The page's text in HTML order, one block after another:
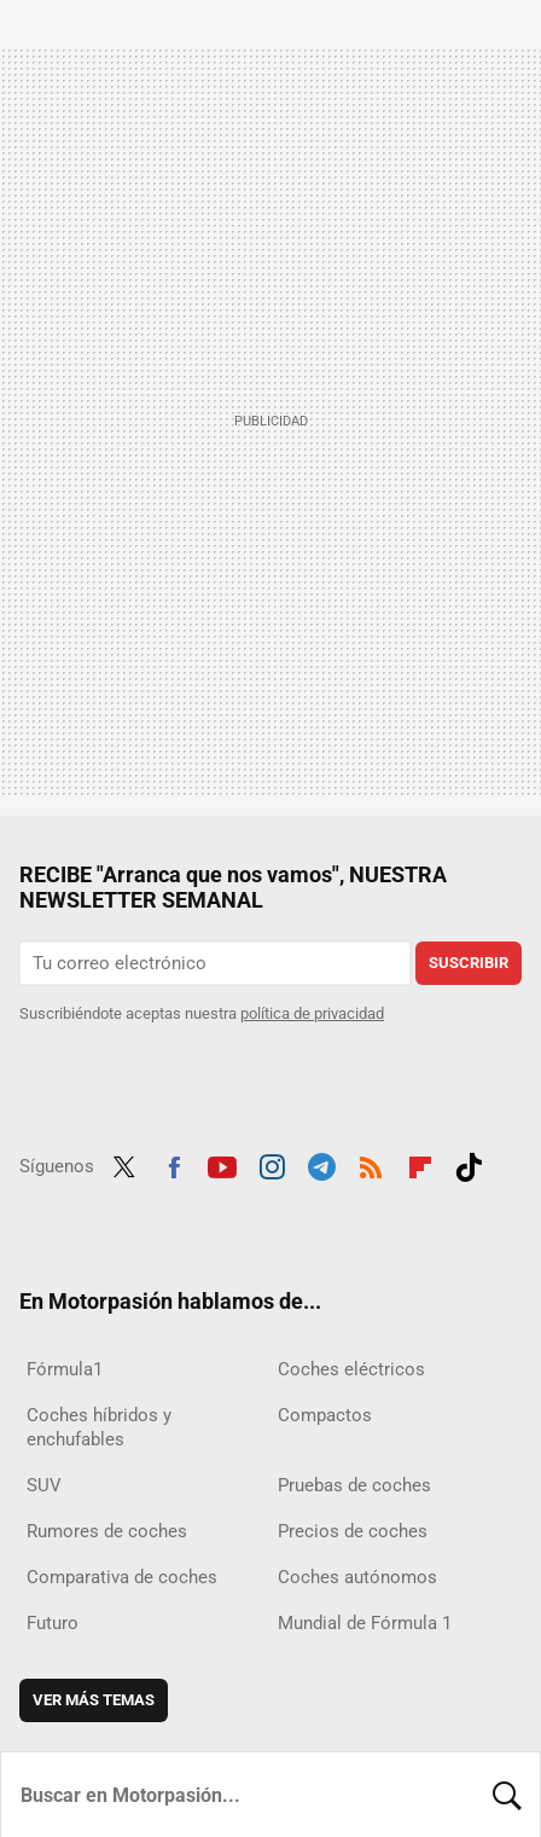
RECIBE "Arranca que nos vamos", NUESTRA
NEWSLETTER SEMANAL
SUSCRIBIR
Suscribiéndote aceptas nuestra política de privacidad
Síguenos
En Motorpasión hablamos de...
Fórmula1 Coches eléctricos
Coches híbridos y
enchufables
Compactos
SUV Pruebas de coches
Rumores de coches Precios de coches
Comparativa de coches Coches autónomos
Futuro Mundial de Fórmula 1
VER MÁS TEMAS